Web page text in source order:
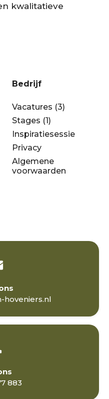
kwalitatieve
Bedrijf
Vacatures (3)
Stages (1)
Inspiratiesessie
Privacy
Algemene
voorwaarden
hoveniers.nl
883